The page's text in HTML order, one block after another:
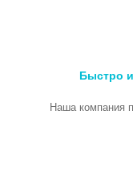
Быстро
Наша компания